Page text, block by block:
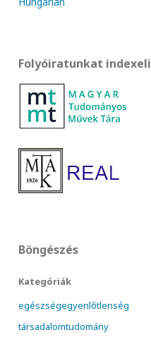
Folyóiratunkat indexeli
Böngészés
Kategóriák
egészségegyenlőtlenség
társadalomtudomány